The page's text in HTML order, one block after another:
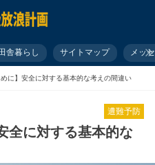
田舎暮らし サイトマップ メッ
めに】安全に対する基本的な考えの間違い
遭難予防
全に対する基本的な